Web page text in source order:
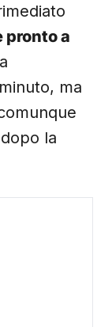
pronto a
ma
la